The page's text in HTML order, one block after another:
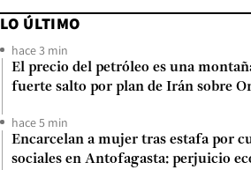
LO ÚLTIMO
hace 3 min
El precio del petróleo es una
fuerte salto por plan de Irán sobre
hace 5 min
Encarcelan a mujer tras estafa por
sociales en Antofagasta: perjuicio